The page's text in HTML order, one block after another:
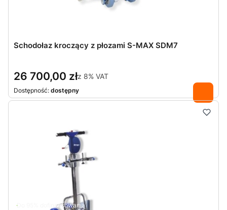
Schodołaz kroczący z płozami S-MAX SDM7
26 700,00 złz 8% VAT
Dostępność: dostępny
Do 95% dofinansowania